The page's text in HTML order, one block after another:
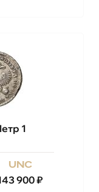
1
unc
900₽